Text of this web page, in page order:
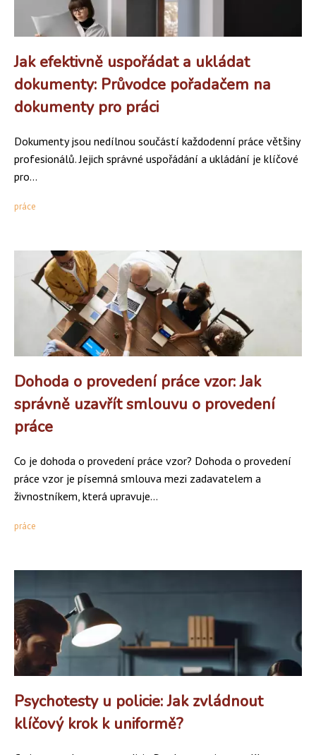
Jak efektivně uspořádat a ukládat
dokumenty: Průvodce pořadačem na
dokumenty pro práci
Dokumenty jsou nedílnou součástí každodenní práce většiny
profesionálů. Jejich správné uspořádání a ukládání je klíčové
pro...
práce
Dohoda o provedení práce vzor: Jak
správně uzavřít smlouvu o provedení
práce
Co je dohoda o provedení práce vzor? Dohoda o provedení
práce vzor je písemná smlouva mezi zadavatelem a
živnostníkem, která upravuje...
práce
Psychotesty u policie: Jak zvládnout
klíčový krok k uniformě?